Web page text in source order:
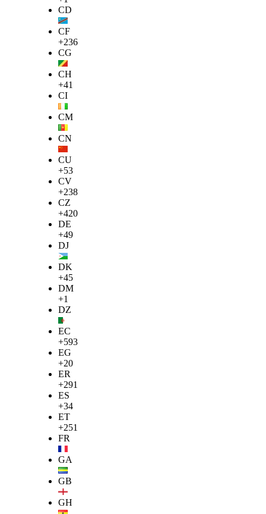
CD
CF
+236
CG
CH
+41
CI
CM
CN
CU
+53
CV
+238
CZ
+420
DE
+49
DJ
DK
+45
DM
+1
DZ
EC
+593
EG
+20
ER
+291
ES
+34
ET
+251
FR
GA
GB
GH